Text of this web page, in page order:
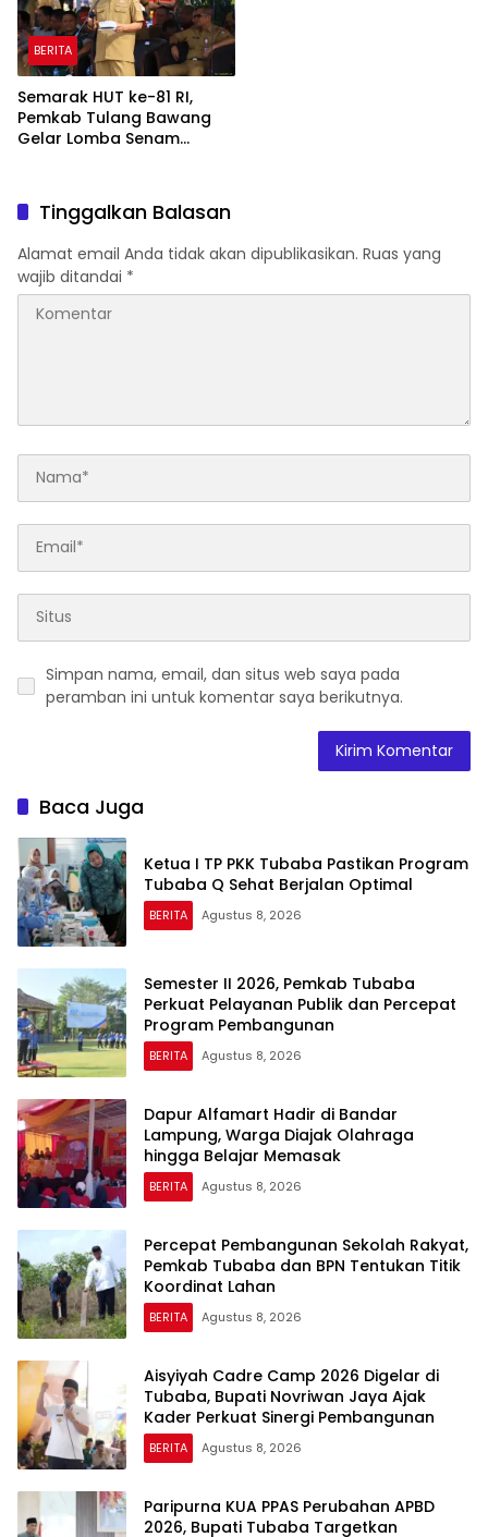
BERITA
Semarak HUT ke-81 RI,
Pemkab Tulang Bawang
Gelar Lomba Senam
Tinggalkan Balasan
Alamat email Anda tidak akan dipublikasikan. Ruas yang
wajib ditandai *
Simpan nama, email, dan situs web saya pada
peramban ini untuk komentar saya berikutnya.
Baca Juga
Ketua I TP PKK Tubaba Pastikan Program
Tubaba Q Sehat Berjalan Optimal
BERITA Agustus 8, 2026
Semester II 2026, Pemkab Tubaba
Perkuat Pelayanan Publik dan Percepat
Program Pembangunan
BERITA Agustus 8, 2026
Dapur Alfamart Hadir di Bandar
Lampung, Warga Diajak Olahraga
hingga Belajar Memasak
BERITA Agustus 8, 2026
Percepat Pembangunan Sekolah Rakyat,
Pemkab Tubaba dan BPN Tentukan Titik
Koordinat Lahan
BERITA Agustus 8, 2026
Aisyiyah Cadre Camp 2026 Digelar di
Tubaba, Bupati Novriwan Jaya Ajak
Kader Perkuat Sinergi Pembangunan
BERITA Agustus 8, 2026
Paripurna KUA PPAS Perubahan APBD
2026, Bupati Tubaba Targetkan